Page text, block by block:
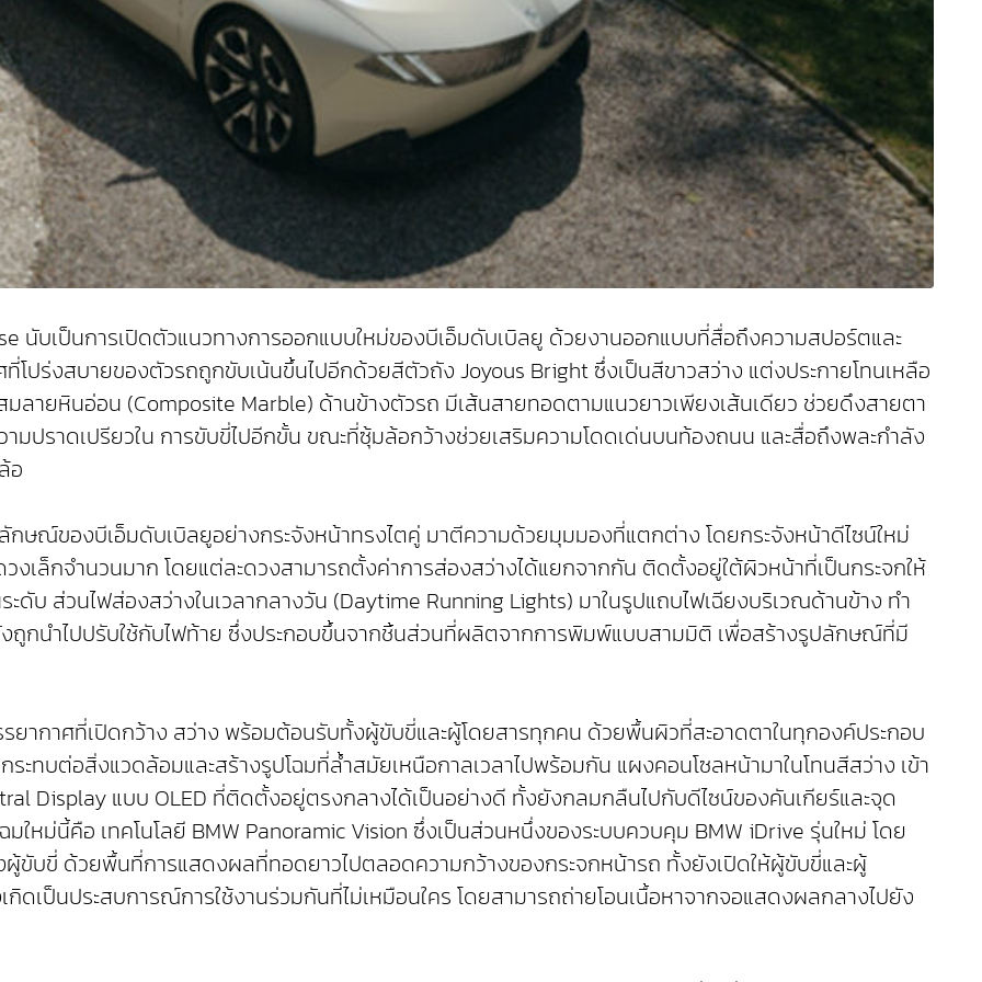
นับเป็นการเปิดตัวแนวทางการออกแบบใหม่ของบีเอ็มดับเบิลยู ด้วยงานออกแบบที่สื่อถึงความสปอร์ตและ
ปร่งสบายของตัวรถถูกขับเน้นขึ้นไปอีกด้วยสีตัวถัง Joyous Bright ซึ่งเป็นสีขาวสว่าง แต่งประกายโทนเหลือ
ายหินอ่อน (Composite Marble) ด้านข้างตัวรถ มีเส้นสายทอดตามแนวยาวเพียงเส้นเดียว ช่วยดึงสายตา
มปราดเปรียวใน การขับขี่ไปอีกขั้น ขณะที่ซุ้มล้อกว้างช่วยเสริมความโดดเด่นบนท้องถนน และสื่อถึงพละกำลัง
อ
ษณ์ของบีเอ็มดับเบิลยูอย่างกระจังหน้าทรงไตคู่ มาตีความด้วยมุมมองที่แตกต่าง โดยกระจังหน้าดีไซน์ใหม่
เล็กจำนวนมาก โดยแต่ละดวงสามารถตั้งค่าการส่องสว่างได้แยกจากกัน ติดตั้งอยู่ใต้ผิวหน้าที่เป็นกระจกให้
บ ส่วนไฟส่องสว่างในเวลากลางวัน (Daytime Running Lights) มาในรูปแถบไฟเฉียงบริเวณด้านข้าง ทำ
กนำไปปรับใช้กับไฟท้าย ซึ่งประกอบขึ้นจากชิ้นส่วนที่ผลิตจากการพิมพ์แบบสามมิติ เพื่อสร้างรูปลักษณ์ที่มี
ยากาศที่เปิดกว้าง สว่าง พร้อมต้อนรับทั้งผู้ขับขี่และผู้โดยสารทุกคน ด้วยพื้นผิวที่สะอาดตาในทุกองค์ประกอบ
ทบต่อสิ่งแวดล้อมและสร้างรูปโฉมที่ล้ำสมัยเหนือกาลเวลาไปพร้อมกัน แผงคอนโซลหน้ามาในโทนสีสว่าง เข้า
Display แบบ OLED ที่ติดตั้งอยู่ตรงกลางได้เป็นอย่างดี ทั้งยังกลมกลืนไปกับดีไซน์ของคันเกียร์และจุด
ใหม่นี้คือ เทคโนโลยี BMW Panoramic Vision ซึ่งเป็นส่วนหนึ่งของระบบควบคุม BMW iDrive รุ่นใหม่ โดย
ขับขี่ ด้วยพื้นที่การแสดงผลที่ทอดยาวไปตลอดความกว้างของกระจกหน้ารถ ทั้งยังเปิดให้ผู้ขับขี่และผู้
เป็นประสบการณ์การใช้งานร่วมกันที่ไม่เหมือนใคร โดยสามารถถ่ายโอนเนื้อหาจากจอแสดงผลกลางไปยัง